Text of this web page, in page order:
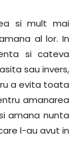
si mult mai
al lor. In
si cateva
sau invers,
a evita toata
amanarea
amana nunta
l-au avut in